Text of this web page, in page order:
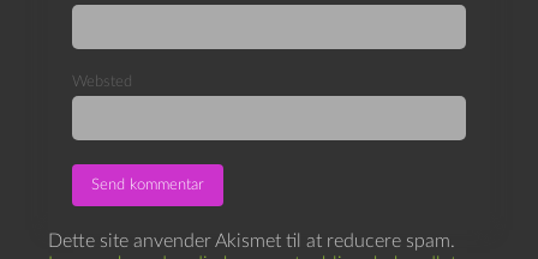
Websted
Dette site anvender Akismet til at reducere spam.